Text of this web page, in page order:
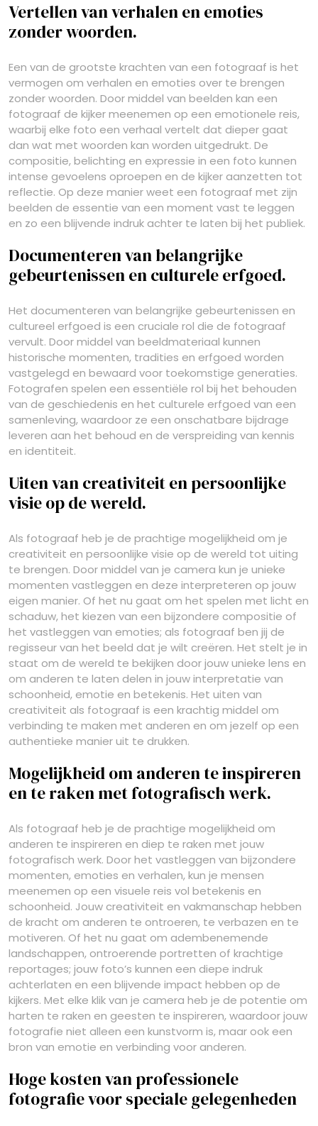
Vertellen van verhalen en emoties
zonder woorden.
Een van de grootste krachten van een fotograaf is het
vermogen om verhalen en emoties over te brengen
zonder woorden. Door middel van beelden kan een
fotograaf de kijker meenemen op een emotionele reis,
waarbij elke foto een verhaal vertelt dat dieper gaat
dan wat met woorden kan worden uitgedrukt. De
compositie, belichting en expressie in een foto kunnen
intense gevoelens oproepen en de kijker aanzetten tot
reflectie. Op deze manier weet een fotograaf met zijn
beelden de essentie van een moment vast te leggen
en zo een blijvende indruk achter te laten bij het publiek.
Documenteren van belangrijke
gebeurtenissen en culturele erfgoed.
Het documenteren van belangrijke gebeurtenissen en
cultureel erfgoed is een cruciale rol die de fotograaf
vervult. Door middel van beeldmateriaal kunnen
historische momenten, tradities en erfgoed worden
vastgelegd en bewaard voor toekomstige generaties.
Fotografen spelen een essentiële rol bij het behouden
van de geschiedenis en het culturele erfgoed van een
samenleving, waardoor ze een onschatbare bijdrage
leveren aan het behoud en de verspreiding van kennis
en identiteit.
Uiten van creativiteit en persoonlijke
visie op de wereld.
Als fotograaf heb je de prachtige mogelijkheid om je
creativiteit en persoonlijke visie op de wereld tot uiting
te brengen. Door middel van je camera kun je unieke
momenten vastleggen en deze interpreteren op jouw
eigen manier. Of het nu gaat om het spelen met licht en
schaduw, het kiezen van een bijzondere compositie of
het vastleggen van emoties; als fotograaf ben jij de
regisseur van het beeld dat je wilt creëren. Het stelt je in
staat om de wereld te bekijken door jouw unieke lens en
om anderen te laten delen in jouw interpretatie van
schoonheid, emotie en betekenis. Het uiten van
creativiteit als fotograaf is een krachtig middel om
verbinding te maken met anderen en om jezelf op een
authentieke manier uit te drukken.
Mogelijkheid om anderen te inspireren
en te raken met fotografisch werk.
Als fotograaf heb je de prachtige mogelijkheid om
anderen te inspireren en diep te raken met jouw
fotografisch werk. Door het vastleggen van bijzondere
momenten, emoties en verhalen, kun je mensen
meenemen op een visuele reis vol betekenis en
schoonheid. Jouw creativiteit en vakmanschap hebben
de kracht om anderen te ontroeren, te verbazen en te
motiveren. Of het nu gaat om adembenemende
landschappen, ontroerende portretten of krachtige
reportages; jouw foto’s kunnen een diepe indruk
achterlaten en een blijvende impact hebben op de
kijkers. Met elke klik van je camera heb je de potentie om
harten te raken en geesten te inspireren, waardoor jouw
fotografie niet alleen een kunstvorm is, maar ook een
bron van emotie en verbinding voor anderen.
Hoge kosten van professionele
fotografie voor speciale gelegenheden